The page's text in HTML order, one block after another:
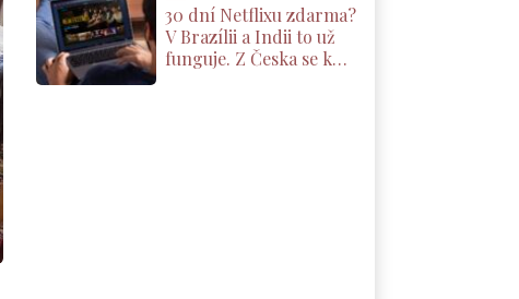
30 dní Netflixu zdarma?
V Brazílii a Indii to už
funguje. Z Česka se k